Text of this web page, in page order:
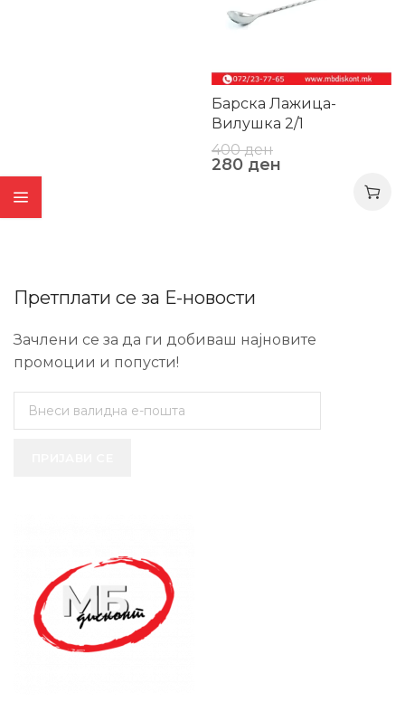
Барска Лажица-
Вилушка 2/1
400ден
280 ден
Претплати се за Е-новости
Зачлени се за да ги добиваш најновите
промоции и попусти!